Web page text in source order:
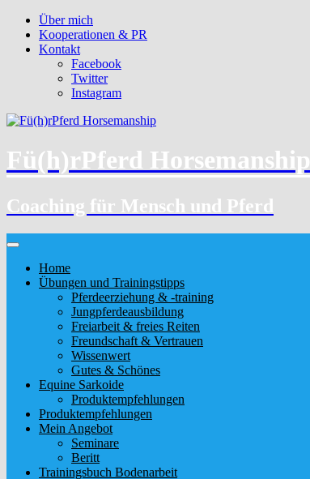
Über mich
Kooperationen & PR
Kontakt
Facebook
Twitter
Instagram
Fü(h)rPferd Horsemanship
Coaching für Mensch und Pferd
Home
Übungen und Trainingstipps
Pferdeerziehung & -training
Jungpferdeausbildung
Freiarbeit & freies Reiten
Freundschaft & Vertrauen
Wissenwert
Gutes & Schönes
Equine Sarkoide
Produktempfehlungen
Produktempfehlungen
Mein Angebot
Seminare
Beritt
Trainingsbuch Bodenarbeit